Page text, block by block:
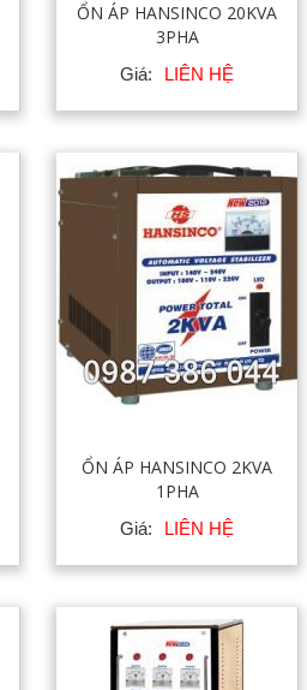
ỔN ÁP HANSINCO 20KVA
3PHA
Giá: LIÊN HỆ
ỔN ÁP HANSINCO 2KVA
1PHA
Giá: LIÊN HỆ